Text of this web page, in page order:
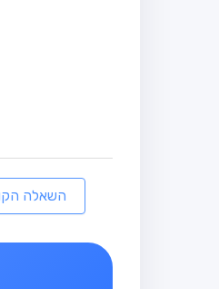
השאלה